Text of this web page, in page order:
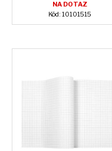
NA DOTAZ
Kód: 10101515